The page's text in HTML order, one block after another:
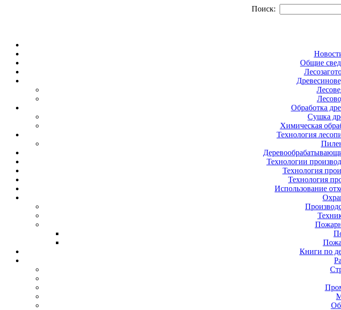
Поиск:
Общие
Обработка
Сушка
Химическая
Технология
Технологии
Технология
Технология
Использование
Книги по